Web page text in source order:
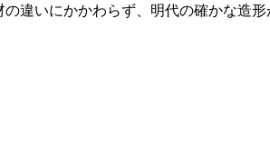
違いにかかわらず、明代の確かな造